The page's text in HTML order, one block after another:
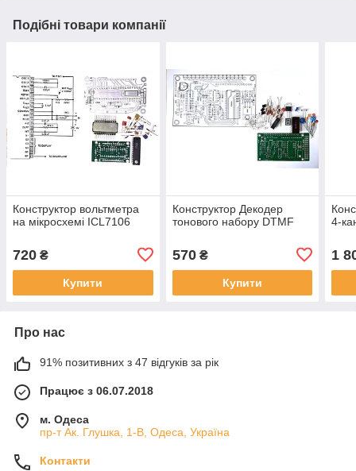
Подібні товари компанії
Конструктор вольтметра
на мікросхемі ICL7106
720 ₴
Купити
Конструктор Декодер
тонового набору DTMF
570₴
Купити
4-
1
Про нас
91% позитивних з 47 відгуків за рік
Працює з 06.07.2018
м. Одеса
пр-т Ак. Глушка, 1-В, Одеса, Україна
Контакти